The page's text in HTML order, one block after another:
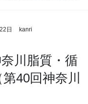
日 kanri
川脂質・循
40回神奈川